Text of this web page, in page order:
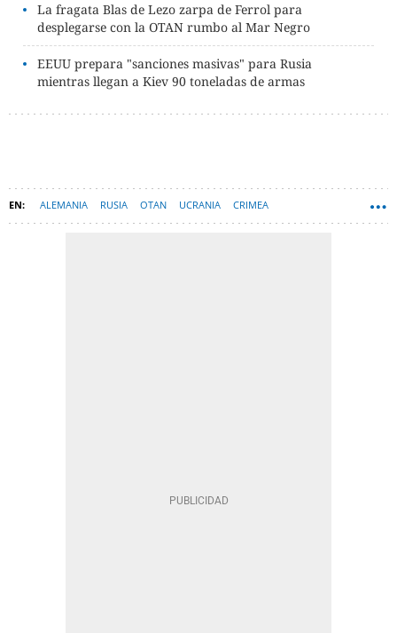
La fragata Blas de Lezo zarpa de Ferrol para
desplegarse con la OTAN rumbo al Mar Negro
EEUU prepara "sanciones masivas" para Rusia
mientras llegan a Kiev 90 toneladas de armas
ALEMANIA RUSIA OTAN UCRANIA CRIMEA